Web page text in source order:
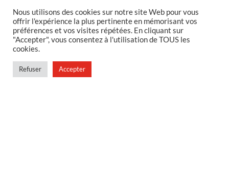
Lots de meubles
Blog
MENTIONS LEGALES
Nous utilisons des cookies sur notre site Web pour vous
offrir l'expérience la plus pertinente en mémorisant vos
préférences et vos visites répétées. En cliquant sur
"Accepter", vous consentez à l'utilisation de TOUS les
cookies.
Refuser Accepter